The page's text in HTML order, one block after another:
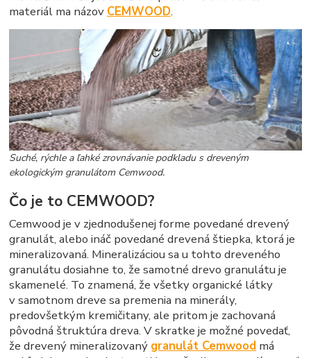
materiál ma názov CEMWOOD.
Suché, rýchle a ľahké zrovnávanie podkladu s dreveným
ekologickým granulátom Cemwood.
Čo je to CEMWOOD?
Cemwood je v zjednodušenej forme povedané drevený
granulát, alebo ináč povedané drevená štiepka, ktorá je
mineralizovaná. Mineralizáciou sa u tohto dreveného
granulátu dosiahne to, že samotné drevo granulátu je
skamenelé. To znamená, že všetky organické látky
v samotnom dreve sa premenia na minerály,
predovšetkým kremičitany, ale pritom je zachovaná
pôvodná štruktúra dreva. V skratke je možné povedať,
že drevený mineralizovaný granulát Cemwood má